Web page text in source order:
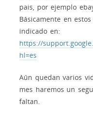
pais, por ejemplo
Básicamente en
indicado en:
https://
hl=es
Aún quedan varios
mes haremos un
faltan.